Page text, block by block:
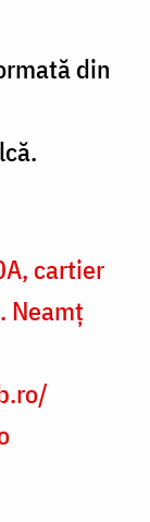
din
cartier
Neamț